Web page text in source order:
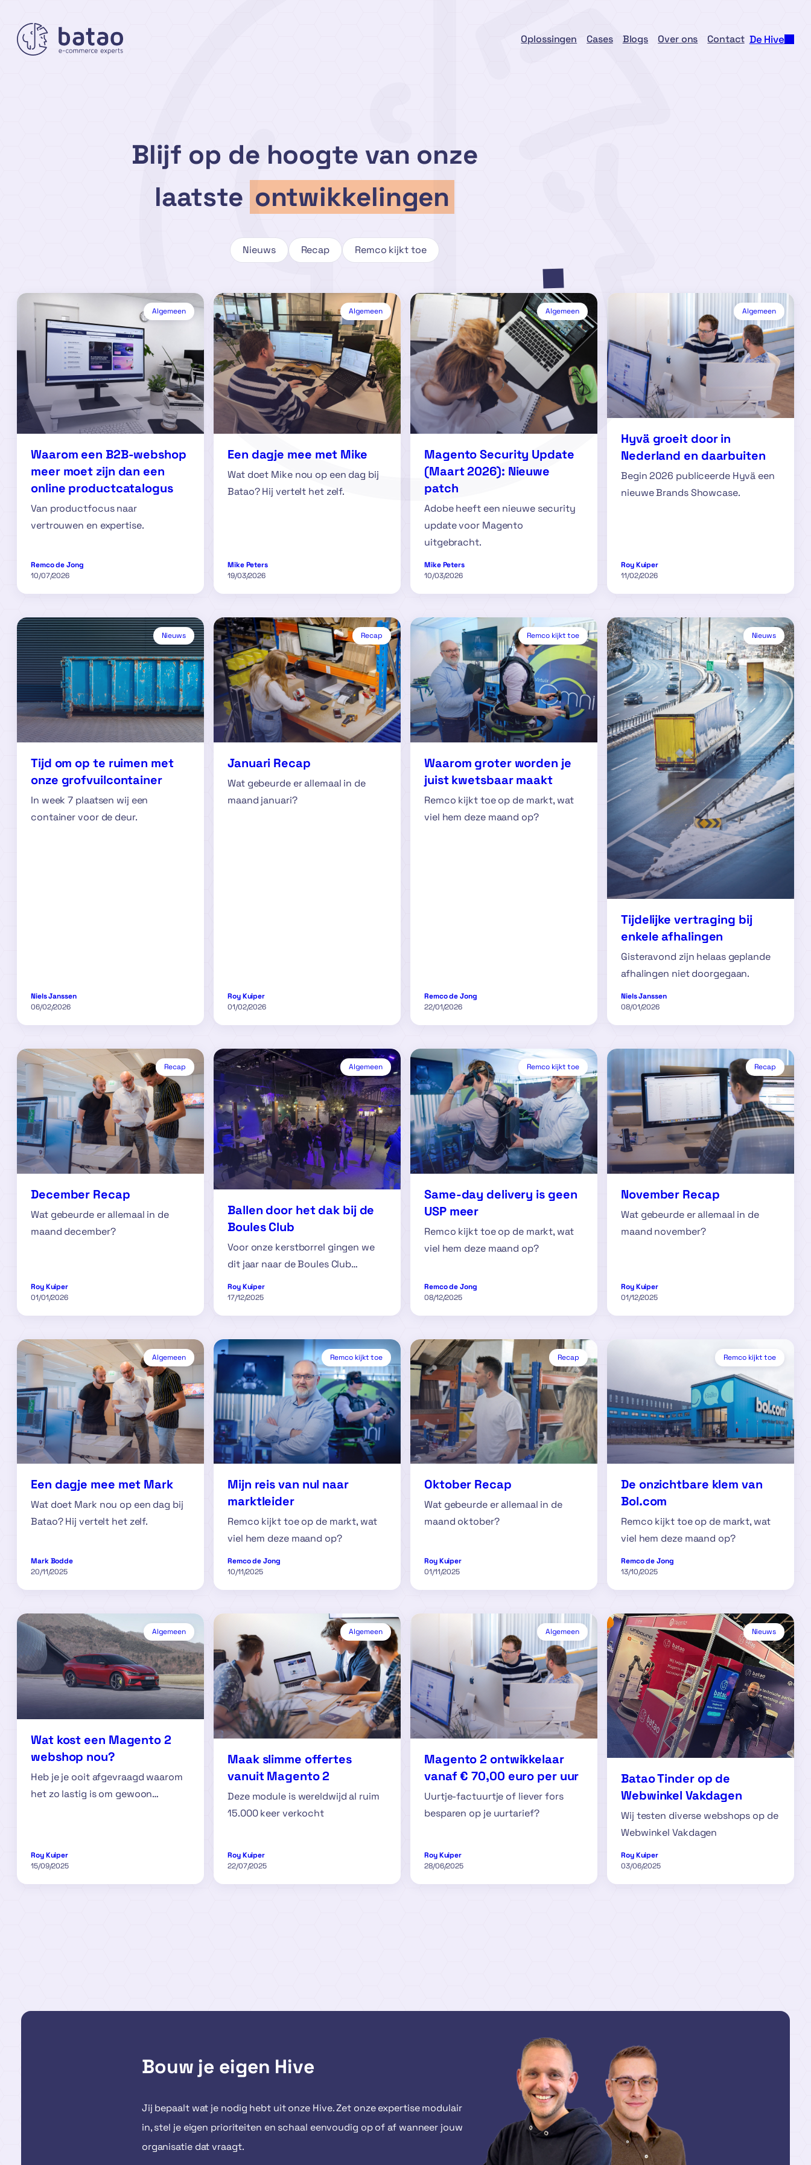
naar
Oplossingen Cases Blogs Over ons Contact De Hive
Blijf op de hoogte van onze
laatste ontwikkelingen
Nieuws Recap Remco kijkt toe
Algemeen
Waarom een B2B-webshop
meer moet zijn dan een
online productcatalogus
Van productfocus naar
vertrouwen en expertise.
Remco de Jong
10/07/2026
Algemeen
Een dagje mee met Mike
Wat doet Mike nou op een dag bij
Batao? Hij vertelt het zelf.
Mike Peters
19/03/2026
Algemeen
Magento Security Update
(Maart 2026): Nieuwe
patch
Adobe heeft een nieuwe security
update voor Magento
uitgebracht.
Mike Peters
10/03/2026
Algemeen
Hyvä groeit door in
Nederland en daarbuiten
Begin 2026 publiceerde Hyvä een
nieuwe Brands Showcase.
Roy Kuiper
11/02/2026
Nieuws
Tijd om op te ruimen met
onze grofvuilcontainer
In week 7 plaatsen wij een
container voor de deur.
Niels Janssen
06/02/2026
Recap
Januari Recap
Wat gebeurde er allemaal in de
maand januari?
Roy Kuiper
01/02/2026
Remco kijkt toe
Waarom groter worden je
juist kwetsbaar maakt
Remco kijkt toe op de markt, wat
viel hem deze maand op?
Remco de Jong
22/01/2026
Nieuws
Tijdelijke vertraging bij
enkele afhalingen
Gisteravond zijn helaas geplande
afhalingen niet doorgegaan.
Niels Janssen
08/01/2026
Recap
December Recap
Wat gebeurde er allemaal in de
maand december?
Roy Kuiper
01/01/2026
Algemeen
Ballen door het dak bij de
Boules Club
Voor onze kerstborrel gingen we
dit jaar naar de Boules Club…
Roy Kuiper
17/12/2025
Remco kijkt toe
Same-day delivery is geen
USP meer
Remco kijkt toe op de markt, wat
viel hem deze maand op?
Remco de Jong
08/12/2025
Recap
November Recap
Wat gebeurde er allemaal in de
maand november?
Roy Kuiper
01/12/2025
Algemeen
Een dagje mee met Mark
Wat doet Mark nou op een dag bij
Batao? Hij vertelt het zelf.
Mark Bodde
20/11/2025
Remco kijkt toe
Mijn reis van nul naar
marktleider
Remco kijkt toe op de markt, wat
viel hem deze maand op?
Remco de Jong
10/11/2025
Recap
Oktober Recap
Wat gebeurde er allemaal in de
maand oktober?
Roy Kuiper
01/11/2025
Remco kijkt toe
De onzichtbare klem van
Bol.com
Remco kijkt toe op de markt, wat
viel hem deze maand op?
Remco de Jong
13/10/2025
Algemeen
Wat kost een Magento 2
webshop nou?
Heb je je ooit afgevraagd waarom
het zo lastig is om gewoon…
Roy Kuiper
15/09/2025
Algemeen
Maak slimme offertes
vanuit Magento 2
Deze module is wereldwijd al ruim
15.000 keer verkocht
Roy Kuiper
22/07/2025
Algemeen
Magento 2 ontwikkelaar
vanaf € 70,00 euro per uur
Uurtje-factuurtje of liever fors
besparen op je uurtarief?
Roy Kuiper
28/06/2025
Nieuws
Batao Tinder op de
Webwinkel Vakdagen
Wij testen diverse webshops op de
Webwinkel Vakdagen
Roy Kuiper
03/06/2025
Bouw je eigen Hive
Jij bepaalt wat je nodig hebt uit onze Hive. Zet onze expertise modulair
in, stel je eigen prioriteiten en schaal eenvoudig op of af wanneer jouw
organisatie dat vraagt.